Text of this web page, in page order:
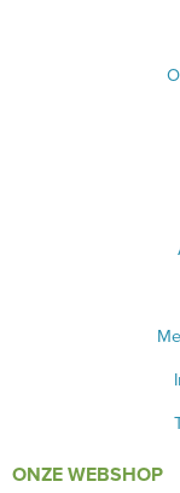
ONZE WEBSHOP